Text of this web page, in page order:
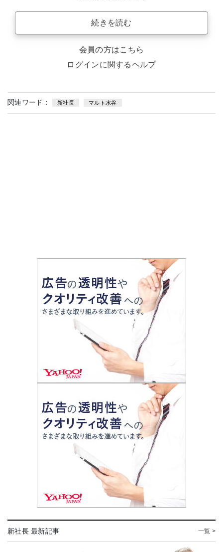
続きを読む
会員の方はこちら
ログインに関するヘルプ
関連ワード： 新社長 マルト水谷
新社長 最新記事 一覧 >